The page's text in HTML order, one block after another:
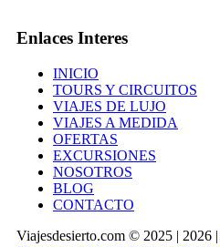
Enlaces Interes
INICIO
TOURS Y CIRCUITOS
VIAJES DE LUJO
VIAJES A MEDIDA
OFERTAS
EXCURSIONES
NOSOTROS
BLOG
CONTACTO
Viajesdesierto.com © 2025 | 2026 |